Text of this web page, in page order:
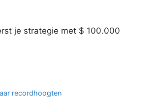
je strategie met $ 100.000
recordhoogten